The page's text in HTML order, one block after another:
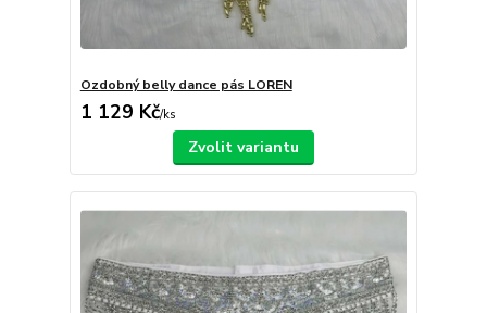
Ozdobný belly dance pás LOREN
1 129 Kč/ks
Zvolit variantu